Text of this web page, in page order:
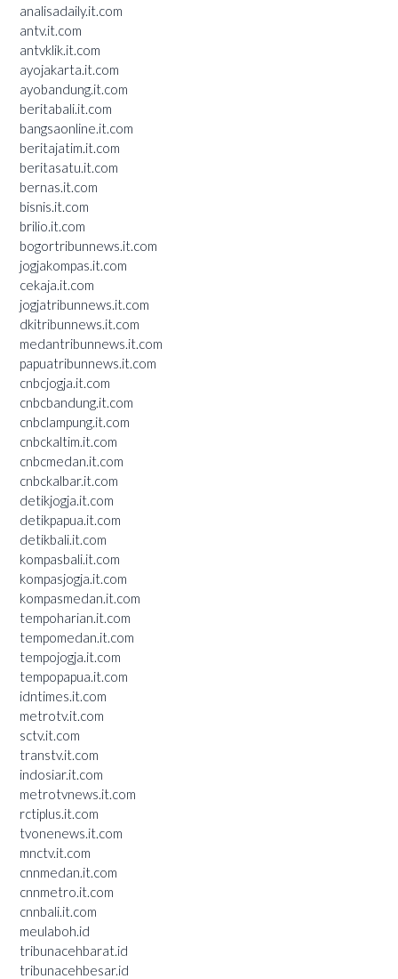
analisadaily.it.com
antv.it.com
antvklik.it.com
ayojakarta.it.com
ayobandung.it.com
beritabali.it.com
bangsaonline.it.com
beritajatim.it.com
beritasatu.it.com
bernas.it.com
bisnis.it.com
brilio.it.com
bogortribunnews.it.com
jogjakompas.it.com
cekaja.it.com
jogjatribunnews.it.com
dkitribunnews.it.com
medantribunnews.it.com
papuatribunnews.it.com
cnbcjogja.it.com
cnbcbandung.it.com
cnbclampung.it.com
cnbckaltim.it.com
cnbcmedan.it.com
cnbckalbar.it.com
detikjogja.it.com
detikpapua.it.com
detikbali.it.com
kompasbali.it.com
kompasjogja.it.com
kompasmedan.it.com
tempoharian.it.com
tempomedan.it.com
tempojogja.it.com
tempopapua.it.com
idntimes.it.com
metrotv.it.com
sctv.it.com
transtv.it.com
indosiar.it.com
metrotvnews.it.com
rctiplus.it.com
tvonenews.it.com
mnctv.it.com
cnnmedan.it.com
cnnmetro.it.com
cnnbali.it.com
meulaboh.id
tribunacehbarat.id
tribunacehbesar.id